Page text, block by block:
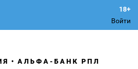
Войти
АЛЬФА-БАНК РПЛ